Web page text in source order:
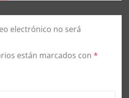
electrónico no será
están marcados con *